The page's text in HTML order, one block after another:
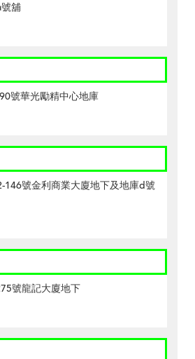
舖
號華光勵精中心地庫
146號金利商業大廈地下及地庫d號
號龍記大廈地下